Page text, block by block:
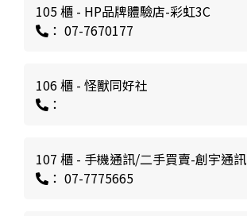
105 櫃 - HP品牌體驗店-彩虹3C
： 07-7670177
106 櫃 - 怪獸同好社
：
107 櫃 - 手機通訊/二手買賣-創宇通訊
： 07-7775665